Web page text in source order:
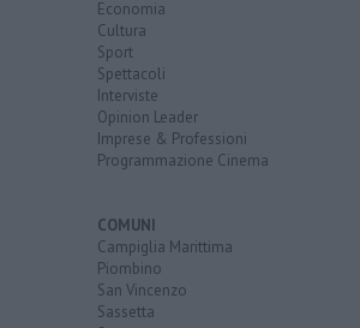
Economia
Cultura
Sport
Spettacoli
Interviste
Opinion Leader
Imprese & Professioni
Programmazione Cinema
COMUNI
Campiglia Marittima
Piombino
San Vincenzo
Sassetta